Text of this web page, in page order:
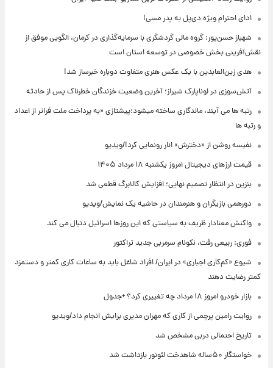
ادای احترام ویژه دی‌پل به پدر مسی!
شهباز حسن‌پور: گروه مالی گردشگری با سرمایه‌گذاری در کرمان، الگویی موفق از
نقش‌آفرینی بخش خصوصی در توسعه استان است
هدی زین‌العابدین با یک عکس هنری متفاوت دوباره خبرساز شد!
آتش‌سوزی در لوناپارک شیراز؛ آخرین وضعیت خزندگان خطرناک پس از حادثه
رتبه ها می آیند، ماندگاری ساخته میشود؛پیشتازی «به پرداخت ملت فراتر از اعداد
و رتبه ها
نفیسه روشن از «دخترش» انار رونمایی کرد!/ویدیو
قیمت ارزهای دیجیتال امروز یکشنبه ۱۸ مرداد ۱۴۰۵
بنزین در انتظار تصمیم نهایی؛ افزایش کالابرگ قطعی شد
دورهمی بازیگران و هنرمندان در حاشیه یک نمایش/ویدیو
واکنش معنادار ظریف به سیاستی که این روزها اسرائیل دنبال می کند
فوری: ربیعی رفت، نکونام سرمربی جدید تراکتور
شیوع «کم‌کاری اجباری» در ایران/ افراد شاغل باید به ساعات کاری کمتر و دستمزد
کمتر رضایت دهند
بازار خودرو امروز ۱۸ مرداد چه تغییری کرد؟ +جدول
روایت رامین پرچمی از کاری که مهران مدیری برایش انجام داد/ویدیو
تاریخ احتمالی دربی مشخص شد
خواستگار ۵۰ساله شاهدخت لئونور بازداشت شد